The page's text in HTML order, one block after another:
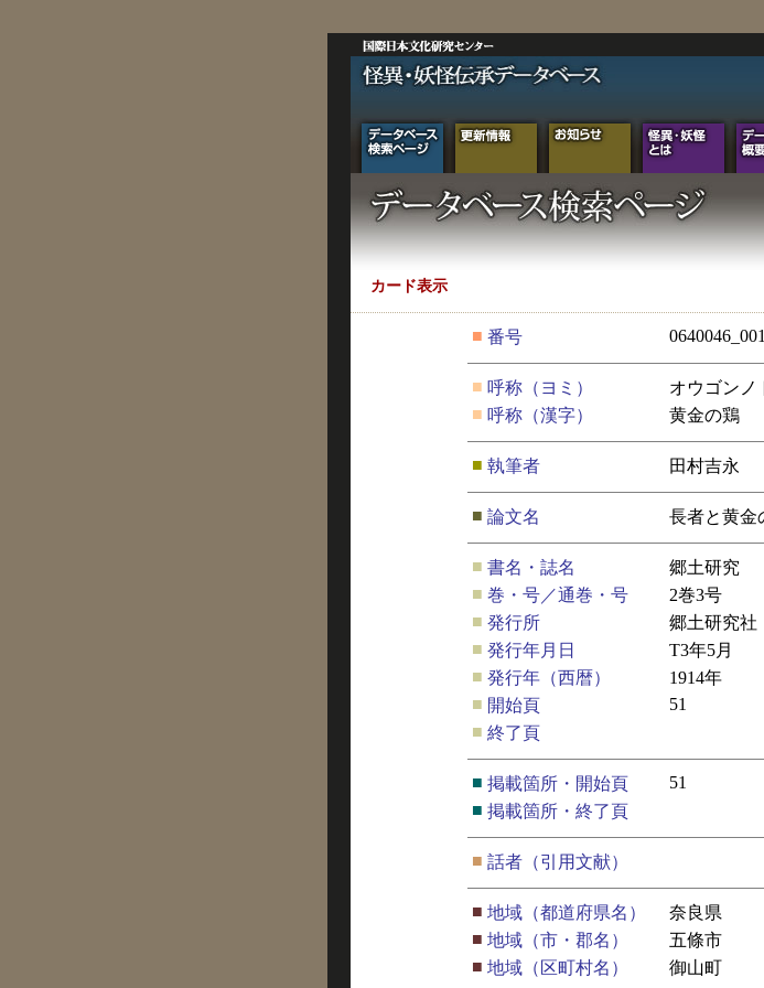
カード表示
■ 番号 0640046_001
■ 呼称（ヨミ）
オウゴンノ
■ 呼称（漢字） 黄金の鶏
■ 執筆者 田村吉永
■ 論文名 長者と黄金
■ 書名・誌名
郷土研究
■ 巻・号／通巻・号
2巻3号
■ 発行所
郷土研究社
■ 発行年月日
T3年5月
■ 発行年（西暦）
1914年
■ 開始頁
51
■ 終了頁
■ 掲載箇所・開始頁
51
■ 掲載箇所・終了頁
■ 話者（引用文献）
■ 地域（都道府県名）
奈良県
■ 地域（市・郡名）
五條市
■ 地域（区町村名） 御山町